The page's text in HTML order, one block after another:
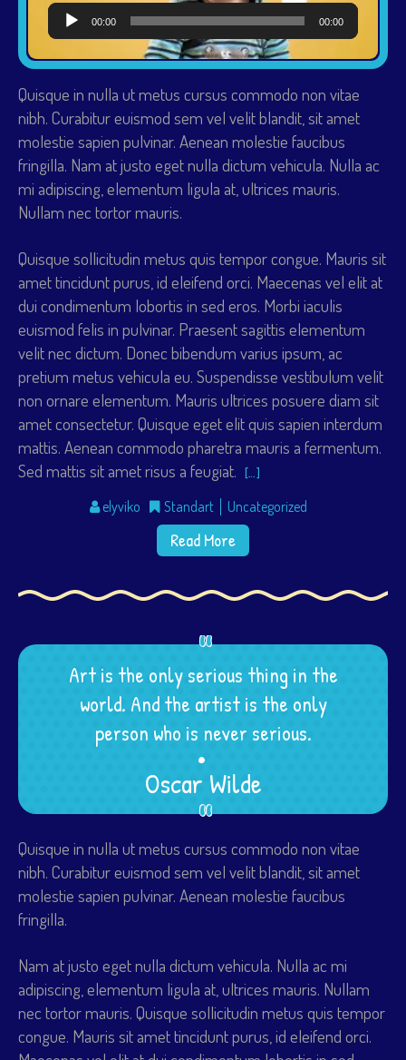
Reproductor
de
audio
00:00 00:00
Quisque in nulla ut metus cursus commodo non vitae
nibh. Curabitur euismod sem vel velit blandit, sit amet
molestie sapien pulvinar. Aenean molestie faucibus
fringilla. Nam at justo eget nulla dictum vehicula. Nulla ac
mi adipiscing, elementum ligula at, ultrices mauris.
Nullam nec tortor mauris.
Quisque sollicitudin metus quis tempor congue. Mauris sit
amet tincidunt purus, id eleifend orci. Maecenas vel elit at
dui condimentum lobortis in sed eros. Morbi iaculis
euismod felis in pulvinar. Praesent sagittis elementum
velit nec dictum. Donec bibendum varius ipsum, ac
pretium metus vehicula eu. Suspendisse vestibulum velit
non ornare elementum. Mauris ultrices posuere diam sit
amet consectetur. Quisque eget elit quis sapien interdum
mattis. Aenean commodo pharetra mauris a fermentum.
Sed mattis sit amet risus a feugiat. […]
elyviko Standart Uncategorized
Read More
Art is the only serious thing in the
world. And the artist is the only
person who is never serious.
...
Oscar Wilde
Quisque in nulla ut metus cursus commodo non vitae
nibh. Curabitur euismod sem vel velit blandit, sit amet
molestie sapien pulvinar. Aenean molestie faucibus
fringilla.
Nam at justo eget nulla dictum vehicula. Nulla ac mi
adipiscing, elementum ligula at, ultrices mauris. Nullam
nec tortor mauris. Quisque sollicitudin metus quis tempor
congue. Mauris sit amet tincidunt purus, id eleifend orci.